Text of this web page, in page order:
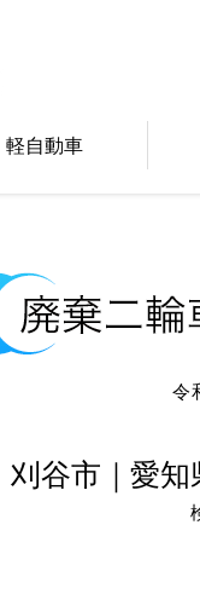
軽自動車
令
刈谷市｜愛